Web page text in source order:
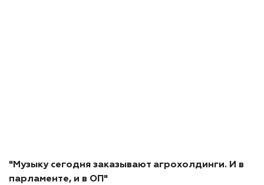
"Музыку сегодня заказывают агрохолдинги. И в
парламенте, и в ОП"